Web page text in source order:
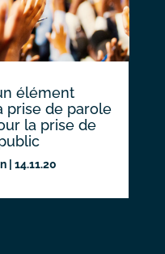
élément
prise de parole
la prise de
|14.11.20